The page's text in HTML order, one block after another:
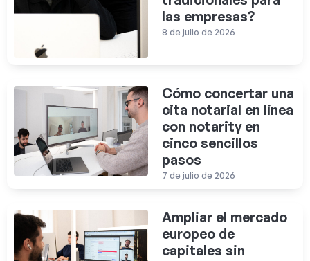
las empresas?
8 de julio de 2026
Cómo concertar una
cita notarial en línea
con notarity en
cinco sencillos
pasos
7 de julio de 2026
Ampliar el mercado
europeo de
capitales sin